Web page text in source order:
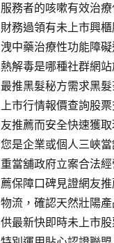
服務者的咳嗽有效治
財務過領有未上市興
洩中藥治療性功能障
熱解毒是哪種社群網
最推黑髮秘方需求黑
上市行情報價查詢股
友推薦而安全快速獲
您是企業或個人三峽
重當舖政府立案合法
薦保障口碑見證網友
物流，確認天然壯陽
供最新快即時未上市